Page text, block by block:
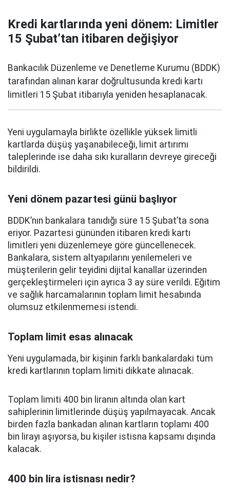
Kredi kartlarında yeni dönem: Limitler
15 Şubat’tan itibaren değişiyor
Bankacılık Düzenleme ve Denetleme Kurumu (BDDK)
tarafından alınan karar doğrultusunda kredi kartı
limitleri 15 Şubat itibarıyla yeniden hesaplanacak.
Yeni uygulamayla birlikte özellikle yüksek limitli
kartlarda düşüş yaşanabileceği, limit artırımı
taleplerinde ise daha sıkı kuralların devreye gireceği
bildirildi.
Yeni dönem pazartesi günü başlıyor
BDDK’nın bankalara tanıdığı süre 15 Şubat’ta sona
eriyor. Pazartesi gününden itibaren kredi kartı
limitleri yeni düzenlemeye göre güncellenecek.
Bankalara, sistem altyapılarını yenilemeleri ve
müşterilerin gelir teyidini dijital kanallar üzerinden
gerçekleştirmeleri için ayrıca 3 ay süre verildi. Eğitim
ve sağlık harcamalarının toplam limit hesabında
olumsuz etkilenmemesi istendi.
Toplam limit esas alınacak
Yeni uygulamada, bir kişinin farklı bankalardaki tüm
kredi kartlarının toplam limiti dikkate alınacak.
Toplam limiti 400 bin liranın altında olan kart
sahiplerinin limitlerinde düşüş yapılmayacak. Ancak
birden fazla bankadan alınan kartların toplamı 400
bin lirayı aşıyorsa, bu kişiler istisna kapsamı dışında
kalacak.
400 bin lira istisnası nedir?